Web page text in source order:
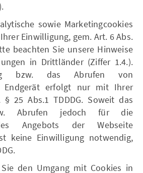
sowie Marketingcookies
Einwilligung, gem. Art. 6 Abs.
beachten Sie unsere Hinweise
in Drittländer (Ziffer 1.4.).
bzw. das Abrufen von
Endgerät erfolgt nur mit Ihrer
§ 25 Abs.1 TDDDG. Soweit das
Abrufen jedoch für die
Angebots der Webseite
keine Einwilligung notwendig,
den Umgang mit Cookies in